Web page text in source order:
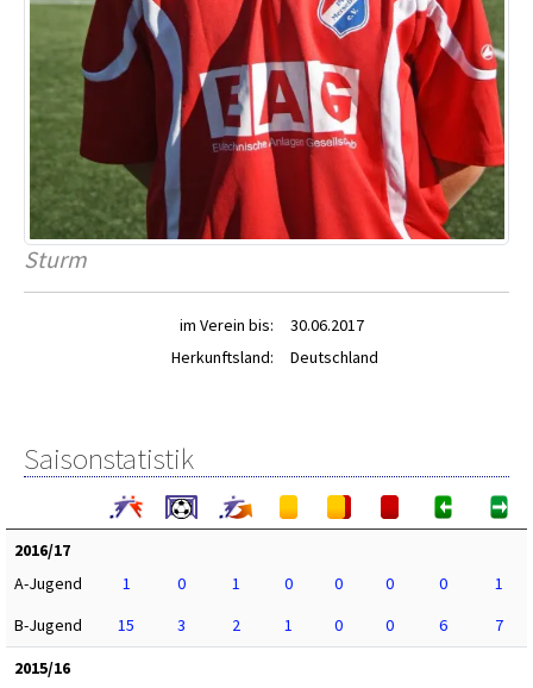
Sturm
im Verein bis:
30.06.2017
Herkunftsland:
Deutschland
Saisonstatistik
2016/17
A-Jugend
1 0 1 0 0 0 0
1
B-Jugend
15 3 2 1 0 0 6
7
2015/16